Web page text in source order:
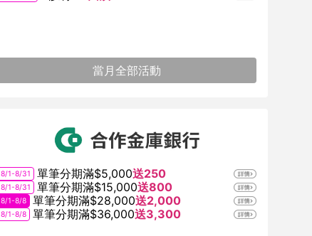
當月全部活動
8/1-8/31 單筆分期滿$5,000送250
8/1-8/31 單筆分期滿$15,000送800
8/1-8/8 單筆分期滿$28,000送2,000
8/1-8/8 單筆分期滿$36,000送3,300